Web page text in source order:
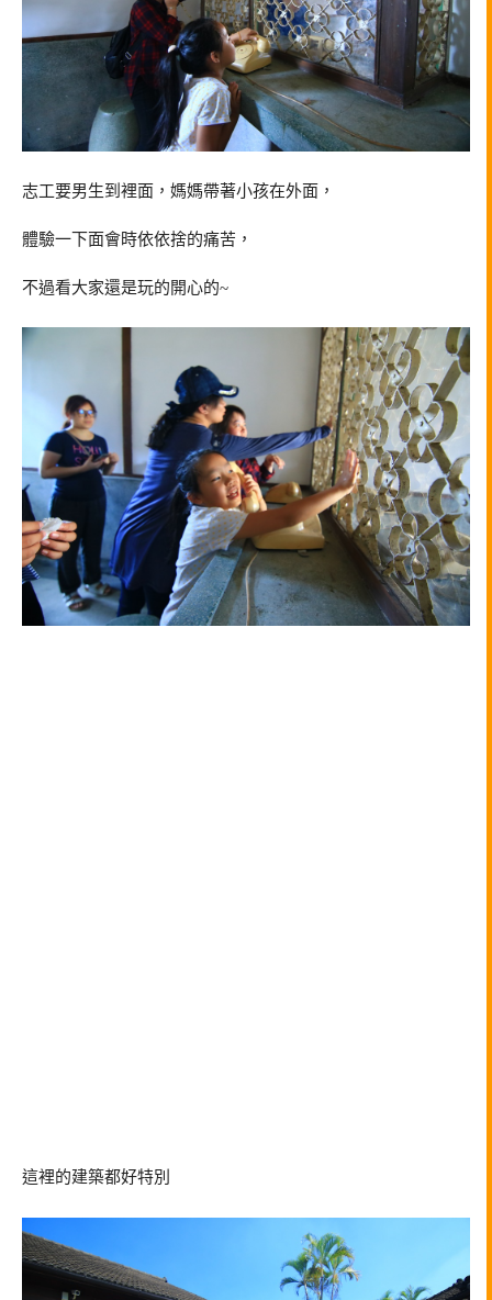
志工要男生到裡面，媽媽帶著小孩在外面，
體驗一下面會時依依捨的痛苦，
不過看大家還是玩的開心的~
這裡的建築都好特別